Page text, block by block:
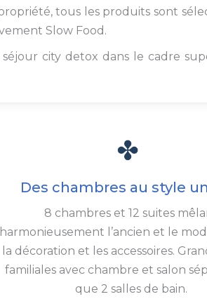
tous les produits sont
Slow Food.
city detox dans le cadre
Des chambres au style
8 chambres et 12 suites
harmonieusement l’ancien et le
la décoration et les accessoires.
familiales avec chambre et salon
que 2 salles de bain.